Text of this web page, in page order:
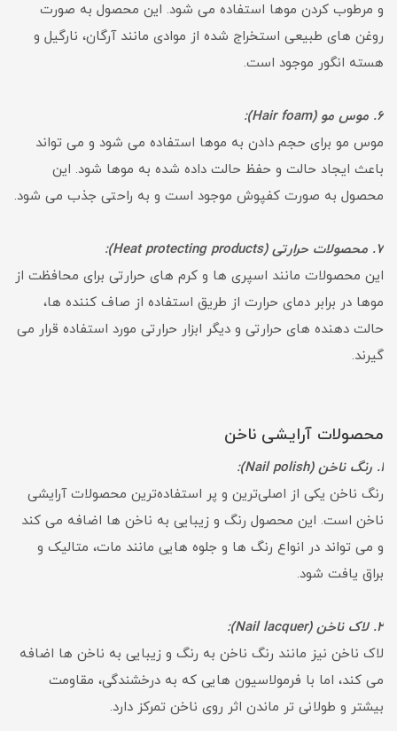
و مرطوب کردن موها استفاده می شود. این محصول به صورت
روغن های طبیعی استخراج شده از موادی مانند آرگان، نارگیل و
هسته انگور موجود است.
6. موس مو (Hair foam):
موس مو برای حجم دادن به موها استفاده می شود و می تواند
باعث ایجاد حالت و حفظ حالت داده شده به موها شود. این
محصول به صورت کفپوش موجود است و به راحتی جذب می شود.
7. محصولات حرارتی (Heat protecting products):
این محصولات مانند اسپری ها و کرم های حرارتی برای محافظت از
موها در برابر دمای حرارت از طریق استفاده از صاف کننده ها،
حالت دهنده های حرارتی و دیگر ابزار حرارتی مورد استفاده قرار می
گیرند.
محصولات آرایشی ناخن
1. رنگ ناخن (Nail polish):
رنگ ناخن یکی از اصلی‌ترین و پر استفاده‌ترین محصولات آرایشی
ناخن است. این محصول رنگ و زیبایی به ناخن ها اضافه می کند
و می تواند در انواع رنگ ها و جلوه هایی مانند مات، متالیک و
براق یافت شود.
2. لاک ناخن (Nail lacquer):
لاک ناخن نیز مانند رنگ ناخن به رنگ و زیبایی به ناخن ها اضافه
می کند، اما با فرمولاسیون هایی که به درخشندگی، مقاومت
بیشتر و طولانی تر ماندن اثر روی ناخن تمرکز دارد.